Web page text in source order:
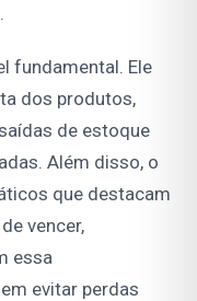
fundamental. Ele
dos produtos,
de estoque
Além disso, o
que destacam
vencer,
essa
evitar perdas